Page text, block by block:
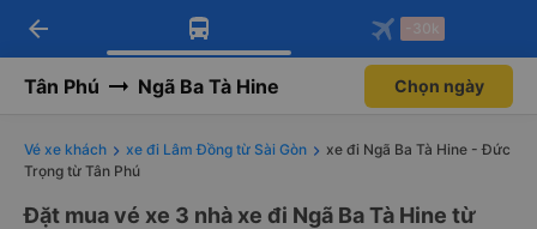
Tải app Vexere ngay!
Nhận ưu đãi thành viên độc
Mở app
Tải app Vexere
-30k/ghế khi đặt vé máy bay qua
Mở app
arrow_back -30k
Tân Phú Ngã Ba Tà Hine Chọn ngày
Vé xe khách xe đi Lâm Đồng từ Sài Gòn
xe đi Ngã Ba Tà Hine - Đức
Trọng từ Tân Phú
Đặt mua vé xe 3 nhà xe đi Ngã Ba Tà Hine từ